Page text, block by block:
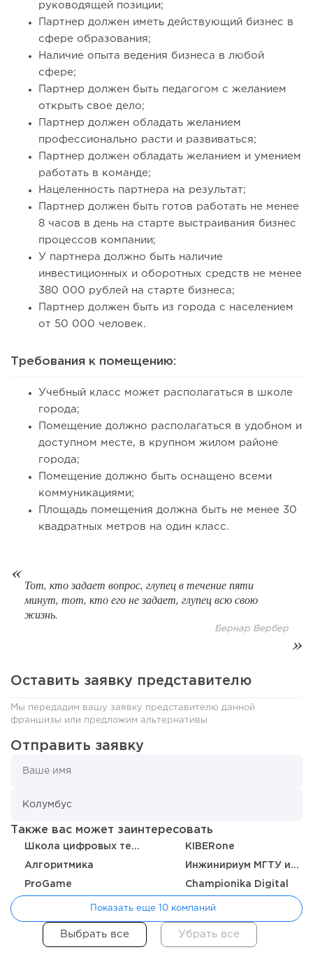
модели производства...
От стартапа за 30 тысяч рублей до бизнеса стоимостью
миллиарды:...
222 16
Отзыв SSL-сертификатов у банков: как это влияет на
российский...
198 14
«Прибыль 20 млн в год, а я ездил на метро»: куда в
интернет-магазине...
Конференции августа 2026: лучшие мероприятия месяца
руководящей позиции;
Партнер должен иметь действующий бизнес в
сфере образования;
Наличие опыта ведения бизнеса в любой
сфере;
Партнер должен быть педагогом с желанием
открыть свое дело;
Партнер должен обладать желанием
профессионально расти и развиваться;
Партнер должен обладать желанием и умением
работать в команде;
Нацеленность партнера на результат;
Партнер должен быть готов работать не менее
8 часов в день на старте выстраивания бизнес
процессов компании;
У партнера должно быть наличие
инвестиционных и оборотных средств не менее
380 000 рублей на старте бизнеса;
Партнер должен быть из города с населением
от 50 000 человек.
Требования к помещению:
Учебный класс может располагаться в школе
города;
Помещение должно располагаться в удобном и
доступном месте, в крупном жилом районе
города;
Помещение должно быть оснащено всеми
коммуникациями;
Площадь помещения должна быть не менее 30
квадратных метров на один класс.
Тот, кто задает вопрос, глупец в течение пяти
минут, тот, кто его не задает, глупец всю свою
жизнь.
Бернар Вербер
Оставить заявку представителю
Мы передадим вашу заявку представителю данной
франшизы или предложим альтернативы
Отправить заявку
Также вас может заинтересовать
Школа цифровых технологий KIBERone
Алгоритмика Инжинириум МГТУ им Н.Э. Баумана
ProGame Championika Digital
Показать еще 10 компаний